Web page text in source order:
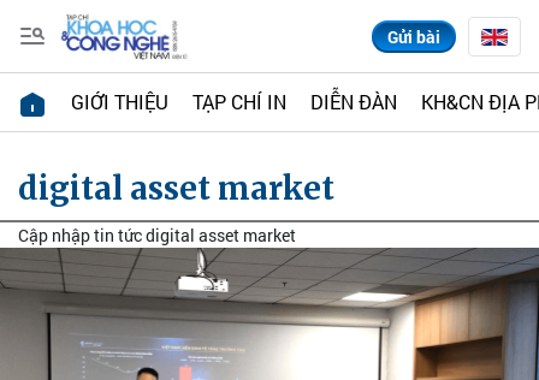
Gửi bài
GIỚI THIỆU TẠP CHÍ IN DIỄN ĐÀN KH&CN ĐỊA
digital asset market
Cập nhập tin tức digital asset market